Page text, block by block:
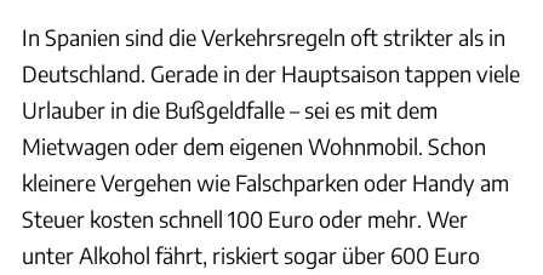
In Spanien sind die Verkehrsregeln oft strikter als in
Deutschland. Gerade in der Hauptsaison tappen viele
Urlauber in die Bußgeldfalle – sei es mit dem
Mietwagen oder dem eigenen Wohnmobil. Schon
kleinere Vergehen wie Falschparken oder Handy am
Steuer kosten schnell 100 Euro oder mehr. Wer
unter Alkohol fährt, riskiert sogar über 600 Euro